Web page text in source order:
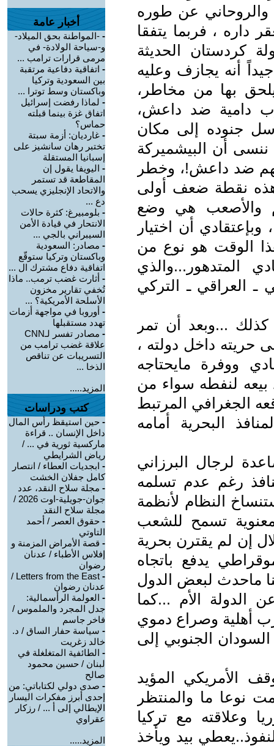
والروحاني عن طوره
داره ، فربما يتفقا
كردستان الحديثة
أنه يجازف وعليه
بها من مخاطر،
دامية ضد داعش،
جنوده إلى مكان
أن البيشميركة
ضد داعش!، وخطر
نقطة ضعف أولى
والأصعب هي وضع
أن اختيار
الوقت هو نوع من
المتدهور...والذي
ـ العراقي ـ التركي
...وبعد أن تمر
حريته داخل دولته ،
ووفرة مايحتاجه
لنفطه سواء من
الجغرافي المرتبط
البحرية أمامه
لرجال البرزاني
رغم عدم تسلمه
النظام لأنظمة
معنوية تسمح للشعب
إن لم يقترن بحرية
يدفع باتجاه
ماحدث لبعض الدول
الدولة الأم ...كما
أهلية وصراع دموي
الجنوبي إلى
الأمريكي المؤيد
نوعا ما والمنتظر
مع تركيا
بيد ويأخذ
أخبار عامة
- -المواطنة بحق الميلاد-
و-سياحة الولادة- في
مرمى قرارات ترامب ...
- اتفاقية دفاعية مرتقبة
بين السعودية وتركيا
وباكستان وسط توترا ...
- لماذا رفضت إسرائيل
اتفاق غزة بينما قبلته
حماس؟
- غارديان: أزمة سبتة
تختبر رهان سانشيز على
إسبانيا المستقلة
- اليويفا يقول إن
المقاطعة قد تستمر
والاتحاد الإنجليزي يسحب
دع ...
- بلومبيرغ: كثرة حالات
الانتحار في قيادة الأمن
السيبراني بالجي ...
- مصادر: السعودية
وباكستان وتركيا ستوقّع
اتفاقية دفاع مشترك ال ...
- أثارت غضب ترمب.. ماذا
تُخفي تقارير مخزون
الأسلحة الأمريكية؟ ...
- أوروبا في مواجهة أزمات
تهدد مستقبلها
-
مصادر تفسر لـCNN
علاقة غضب ترامب من
التسريبات عن تناقص
الذخا ...
المزيد.....
كتب ودراسات
- حين استيقظ رأس المال
داخل الإنسان .. قراءة
ماركسية ثورية في ... /
رياض الشرايطي
- ابجديات العطاء / انتصار
كامل جفلان الخشت
- مجلة سلاح النقد، عدد
جوان-جويلية-اوت 2026 /
مجلة سلاح النقد
- حقوق العصر / أحمد
التاوتي
- قصة الأمراض المزمنة و
إفلاس الأطباء / عدنان
رضوان
-
Letters from the East /
عدنان رضوان
- العولمة الرأسمالية:
جدل المجرد والملموس /
فاخر جاسم
- سياسة حفار الساق / د.
خالد زغريت
- الطائفية المتغلغلة في
لبنان / حسين محمود
صالح
- صدى دولي لكتاباتي: من
إحدى أبرز مفكرات اليسار
الإيطالي إلى أ ... / رزكار
عقراوي
المزيد.....